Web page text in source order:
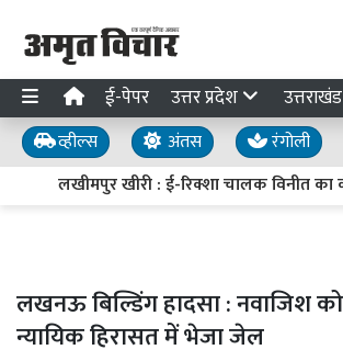
ई-पेपर उत्तर प्रदेश उत्तराखंड
व्हील्स अंतस रंगोली
लखीमपुर खीरी : ई-रिक्शा चालक विनीत
लखनऊ बिल्डिंग हादसा : नवाजिश को
न्यायिक हिरासत में भेजा जेल